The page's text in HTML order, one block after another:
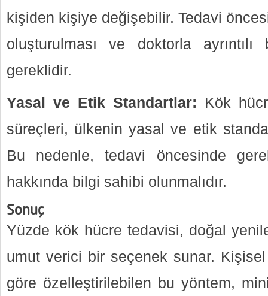
kişiden kişiye değişebilir. Tedavi
oluşturulması ve doktorla ayrıntılı
gereklidir.
Yasal ve Etik Standartlar: Kök
süreçleri, ülkenin yasal ve etik
Bu nedenle, tedavi öncesinde
hakkında bilgi sahibi olunmalıdır.
Sonuç
Yüzde kök hücre tedavisi, doğal
umut verici bir seçenek sunar.
göre özelleştirilebilen bu yöntem,